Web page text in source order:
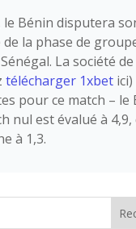
Bénin disputera
la phase de
La société
télécharger 1xbetici)
pour ce match – le
nul est évalué à 4,9,
à 1,3.